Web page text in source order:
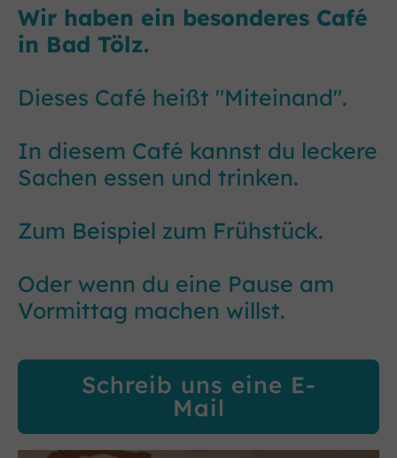
Wir haben ein besonderes Café
in Bad Tölz.
Dieses Café heißt "Miteinand".
In diesem Café kannst du leckere
Sachen essen und trinken.
Zum Beispiel zum Frühstück.
Oder wenn du eine Pause am
Vormittag machen willst.
Schreib uns eine E-
Mail